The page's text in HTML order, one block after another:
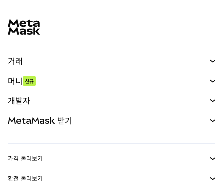
거래
무기한 선물
실물자산
머니 신규
개발자
MetaMask Connect
MetaMask 받기
가격 둘러보기
이더리움 가격
환전 둘러보기